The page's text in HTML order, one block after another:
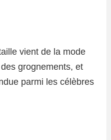
vient de la mode
grognements, et
parmi les célèbres